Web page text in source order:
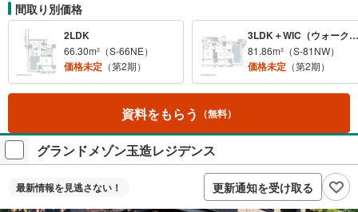
間取り別価格
2LDK
66.30m²（S-66NE）
価格未定 （第2期）
3LDK＋WIC（ウォークインクロゼット）＋SC（シューズクローク）
81.86m²（S-81NW）
価格未定 （第2期）
資料をもらう （無料）
グランドメゾン玉造レジデンス
最新情報を見逃さない！ 更新通知を受け取る